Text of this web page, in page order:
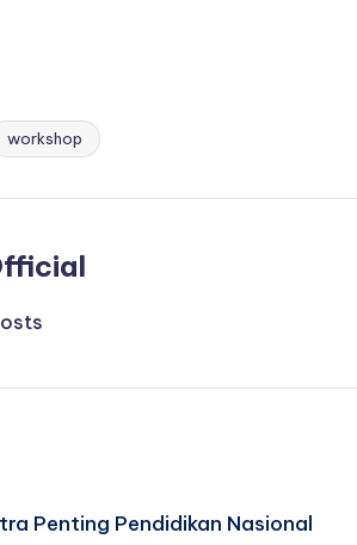
workshop
Penting Pendidikan Nasional